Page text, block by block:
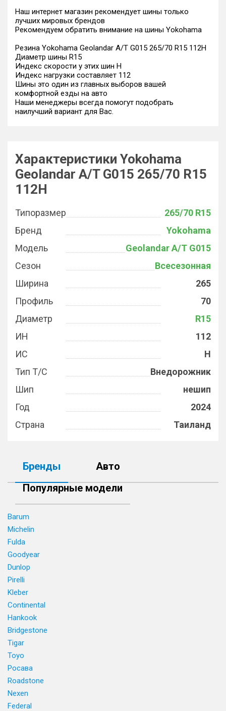
Наш интернет магазин рекомендует шины только
лучших мировых брендов
Рекомендуем обратить внимание на шины Yokohama
Резина Yokohama Geolandar A/T G015 265/70 R15 112H
Диаметр шины R15
Индекс скорости у этих шин H
Индекс нагрузки составляет 112
Шины это один из главных выборов вашей
комфортной езды на авто
Наши менеджеры всегда помогут подобрать
наилучший вариант для Вас.
Характеристики Yokohama
Geolandar A/T G015 265/70 R15
112H
Типоразмер
265/70 R15
Бренд
Yokohama
Модель
Geolandar A/T G015
Сезон
Всесезонная
Ширина
265
Профиль
70
Диаметр
R15
ИН
112
ИС
H
Тип Т/С
Внедорожник
Шип
нешип
Год
2024
Страна
Таиланд
Бренды
Авто
Популярные модели
Barum
Michelin
Fulda
Goodyear
Dunlop
Pirelli
Kleber
Continental
Hankook
Bridgestone
Tigar
Toyo
Росава
Roadstone
Nexen
Federal